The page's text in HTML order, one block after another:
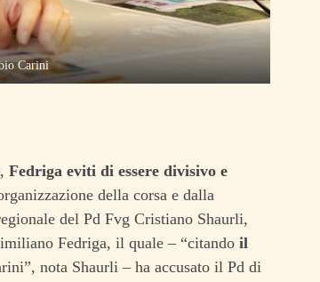
Carini
Fedriga eviti di essere divisivo e
della corsa e dalla
del Pd Fvg Cristiano Shaurli,
Fedriga, il quale – “citandoil
nota Shaurli – ha accusato il Pd di